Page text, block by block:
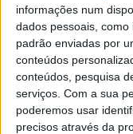
informações num
dados pessoais,
padrão enviadas por
conteúdos
conteúdos, pesquisa
serviços. Com a sua
poderemos usar
precisos através da
GNR está há
Castelo Branco
Rádio Castelo Branco -